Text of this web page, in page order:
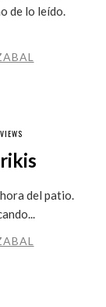
de lo leído.
del patio.